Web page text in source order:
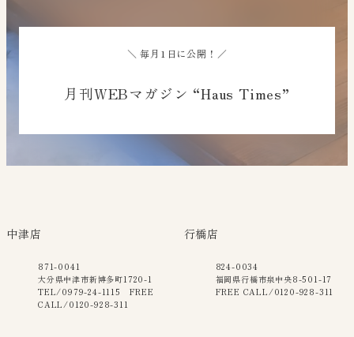
＼ 毎月1日に公開！／
月刊WEBマガジン “Haus Times”
中津店
871-0041
大分県中津市新博多町1720-1
TEL/0979-24-1115 FREE
CALL/0120-928-311
行橋店
824-0034
福岡県行橋市泉中央8-501-17
FREE CALL/0120-928-311